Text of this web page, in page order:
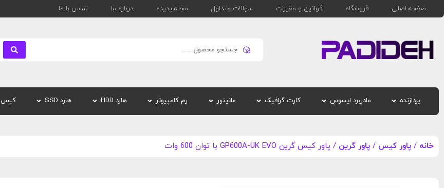
صفحه اصلی فروشگاه قوانین و مقررات سوالات متداول مجله پدیده درباره ما تماس با ما
پردازنده مادربرد ایسوس کارت گرافیک مانیتور رم کامپیوتر هارد HDD هارد SSD کیس
خانه / پاور کیس / پاور گرین / پاور کیس گرین GP600A-UK EVO با توان 600 وات